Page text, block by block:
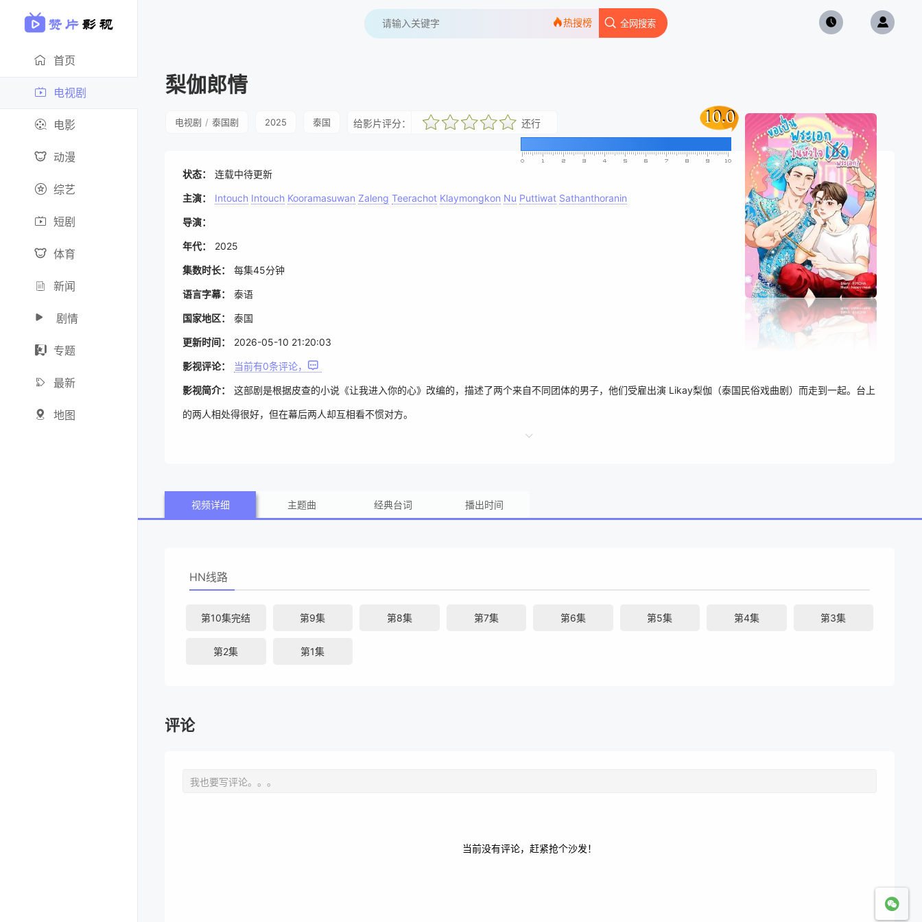
首页
电视剧
电影
动漫
综艺
短剧
体育
新闻
剧情
专题
最新
地图
全网搜索
热搜榜
10.0
10.0
梨伽郎情
电视剧 / 泰国剧 2025 泰国 给影片评分：
很差较差还行 推荐力荐 还行
状态： 连载中待更新
主演： Intouch Intouch Kooramasuwan Zaleng Teerachot Klaymongkon Nu Puttiwat Sathanthoranin
导演：
年代： 2025
集数时长： 每集45分钟
语言字幕： 泰语
国家地区： 泰国
更新时间： 2026-05-10 21:20:03
影视评论： 当前有0条评论，
影视简介： 这部剧是根据皮查的小说《让我进入你的心》改编的，描述了两个来自不同团体的男子，他们受雇出演 Likay梨伽（泰国民俗戏曲剧）而走到一起。台上
的两人相处得很好，但在幕后两人却互相看不惯对方。
视频详细 主题曲 经典台词 播出时间
HN线路
第10集完结 第9集 第8集 第7集 第6集 第5集 第4集 第3集
第2集 第1集
评论
当前没有评论，赶紧抢个沙发！